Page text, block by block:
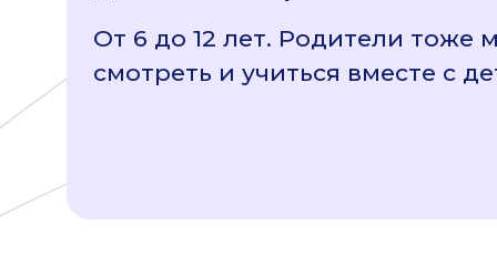
От 6 до 12 лет. Родители тоже
смотреть и учиться вместе с